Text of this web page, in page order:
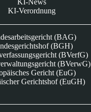
KI-News
KI-Verordnung
(BAG)
(BGH)
(BVerfG)
(BVerwG)
Gericht (EuG)
Gerichtshof (EuGH)